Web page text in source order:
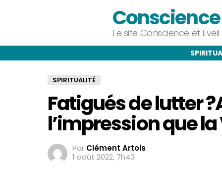
Le site Conscience et
SPIRITUALITÉ
Fatigués de lutter
l’impression que
Par Clément Artois
1 août 2022, 7h43